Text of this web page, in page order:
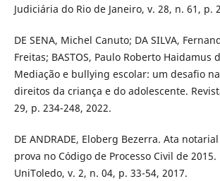
Judiciária do Rio de Janeiro, v. 28, n. 61, p.
DE SENA, Michel Canuto; DA SILVA,
Freitas; BASTOS, Paulo Roberto Haidamus
Mediação e bullying escolar: um desafio
direitos da criança e do adolescente.
29, p. 234-248, 2022.
DE ANDRADE, Eloberg Bezerra. Ata
prova no Código de Processo Civil de 2015.
UniToledo, v. 2, n. 04, p. 33-54, 2017.